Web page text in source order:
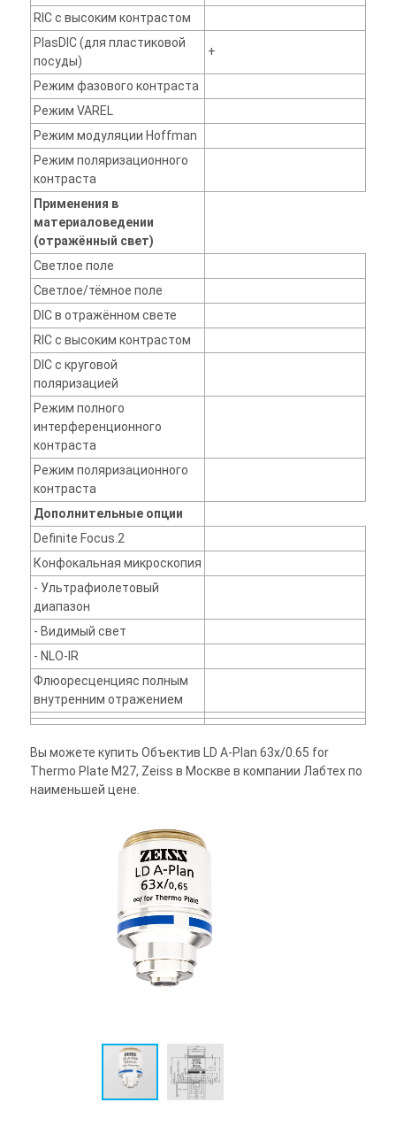
RIC с высоким контрастом
PlasDIC (для пластиковой
посуды)
+
Режим фазового контраста
Режим VAREL
Режим модуляции Hoffman
Режим поляризационного
контраста
Применения в
материаловедении
(отражённый свет)
Светлое поле
Светлое/тёмное поле
DIC в отражённом свете
RIC с высоким контрастом
DIC с круговой
поляризацией
Режим полного
интерференционного
контраста
Режим поляризационного
контраста
Дополнительные опции
Definite Focus.2
Конфокальная микроскопия
- Ультрафиолетовый
диапазон
- Видимый свет
- NLO-IR
Флюоресценцияс полным
внутренним отражением
Вы можете купить Объектив LD A-Plan 63x/0.65 for
Thermo Plate M27, Zeiss в Москве в компании Лабтех по
наименьшей цене.